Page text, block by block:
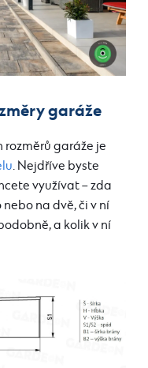
garáže
garáže je
. Nejdříve byste
využívat – zda
na dvě, či v ní
a kolik v ní